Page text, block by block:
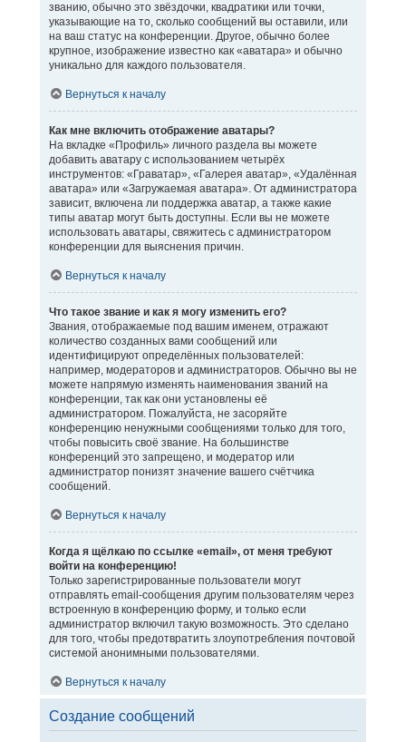
званию, обычно это звёздочки, квадратики или точки,
указывающие на то, сколько сообщений вы оставили, или
на ваш статус на конференции. Другое, обычно более
крупное, изображение известно как «аватара» и обычно
уникально для каждого пользователя.
Вернуться к началу
Как мне включить отображение аватары?
На вкладке «Профиль» личного раздела вы можете
добавить аватару с использованием четырёх
инструментов: «Граватар», «Галерея аватар», «Удалённая
аватара» или «Загружаемая аватара». От администратора
зависит, включена ли поддержка аватар, а также какие
типы аватар могут быть доступны. Если вы не можете
использовать аватары, свяжитесь с администратором
конференции для выяснения причин.
Вернуться к началу
Что такое звание и как я могу изменить его?
Звания, отображаемые под вашим именем, отражают
количество созданных вами сообщений или
идентифицируют определённых пользователей:
например, модераторов и администраторов. Обычно вы не
можете напрямую изменять наименования званий на
конференции, так как они установлены её
администратором. Пожалуйста, не засоряйте
конференцию ненужными сообщениями только для того,
чтобы повысить своё звание. На большинстве
конференций это запрещено, и модератор или
администратор понизят значение вашего счётчика
сообщений.
Вернуться к началу
Когда я щёлкаю по ссылке «email», от меня требуют
войти на конференцию!
Только зарегистрированные пользователи могут
отправлять email-сообщения другим пользователям через
встроенную в конференцию форму, и только если
администратор включил такую возможность. Это сделано
для того, чтобы предотвратить злоупотребления почтовой
системой анонимными пользователями.
Вернуться к началу
Создание сообщений